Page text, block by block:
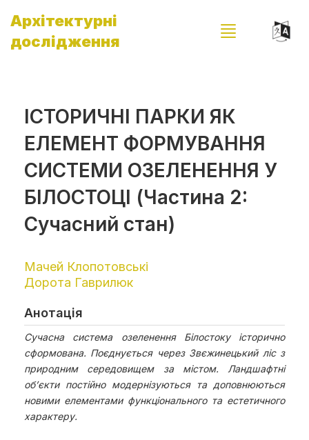
Архітектурні
дослідження
ІСТОРИЧНІ ПАРКИ ЯК
ЕЛЕМЕНТ ФОРМУВАННЯ
СИСТЕМИ ОЗЕЛЕНЕННЯ У
БІЛОСТОЦІ (Частина 2:
Сучасний стан)
Мачей Клопотовські
Дорота Гаврилюк
Анотація
Сучасна система озеленення Білостоку історично
сформована. Поєднується через Звєжинецький ліс з
природним середовищем за містом. Ландшафтні
об’єкти постійно модернізуються та доповнюються
новими елементами функціонального та естетичного
характеру.